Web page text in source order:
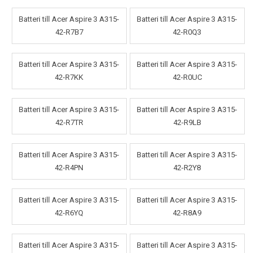
Batteri till Acer Aspire 3 A315-
42-R7B7
Batteri till Acer Aspire 3 A315-
42-R0Q3
Batteri till Acer Aspire 3 A315-
42-R7KK
Batteri till Acer Aspire 3 A315-
42-R0UC
Batteri till Acer Aspire 3 A315-
42-R7TR
Batteri till Acer Aspire 3 A315-
42-R9LB
Batteri till Acer Aspire 3 A315-
42-R4PN
Batteri till Acer Aspire 3 A315-
42-R2Y8
Batteri till Acer Aspire 3 A315-
42-R6YQ
Batteri till Acer Aspire 3 A315-
42-R8A9
Batteri till Acer Aspire 3 A315-
Batteri till Acer Aspire 3 A315-